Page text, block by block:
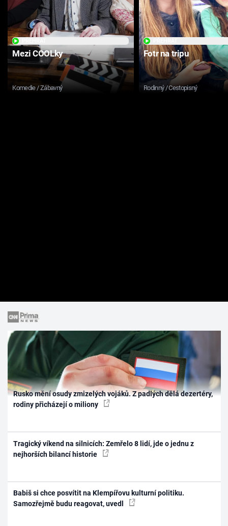
Mezi COOLky
Komedie / Zábavný
Fotr na tripu
Rodinný / Cestopisný
Rusko mění osudy zmizelých vojáků. Z padlých dělá dezertéry,
rodiny přicházejí o miliony
Tragický víkend na silnicích: Zemřelo 8 lidí, jde o jednu z
nejhorších bilancí historie
Babiš si chce posvítit na Klempířovu kulturní politiku.
Samozřejmě budu reagovat, uvedl